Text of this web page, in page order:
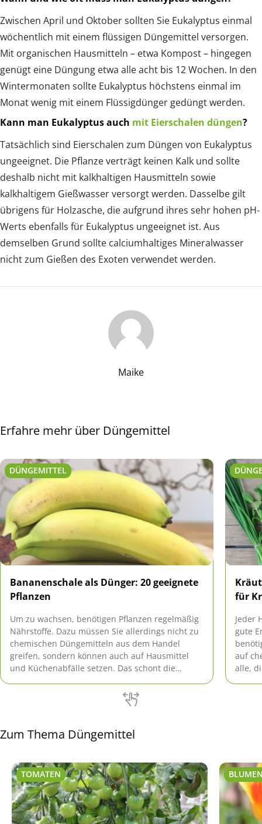
Zwischen April und Oktober sollten Sie Eukalyptus einmal
wöchentlich mit einem flüssigen Düngemittel versorgen.
Mit organischen Hausmitteln – etwa Kompost – hingegen
genügt eine Düngung etwa alle acht bis 12 Wochen. In den
Wintermonaten sollte Eukalyptus höchstens einmal im
Monat wenig mit einem Flüssigdünger gedüngt werden.
Kann man Eukalyptus auch mit Eierschalen düngen?
Tatsächlich sind Eierschalen zum Düngen von Eukalyptus
ungeeignet. Die Pflanze verträgt keinen Kalk und sollte
deshalb nicht mit kalkhaltigen Hausmitteln sowie
kalkhaltigem Gießwasser versorgt werden. Dasselbe gilt
übrigens für Holzasche, die aufgrund ihres sehr hohen pH-
Werts ebenfalls für Eukalyptus ungeeignet ist. Aus
demselben Grund sollte calciumhaltiges Mineralwasser
nicht zum Gießen des Exoten verwendet werden.
Maike
Erfahre mehr über Düngemittel
DÜNGEMITTEL
Bananenschale als Dünger: 20 geeignete
Pflanzen
Um zu wachsen, benötigen Pflanzen regelmäßig
Nährstoffe. Dazu müssen Sie allerdings nicht zu
chemischen Düngemitteln aus dem Handel
greifen, sondern können auch auf Hausmittel
und Küchenabfälle setzen. Das schont die
Pflanzen mögen die Bananenschale als Dünger.
für
Jeder
gute
auf
alle,
Zum Thema Düngemittel
TOMATEN